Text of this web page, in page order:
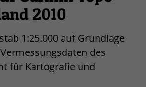
2010
1:25.000 auf Grundlage
des
für Kartografie und